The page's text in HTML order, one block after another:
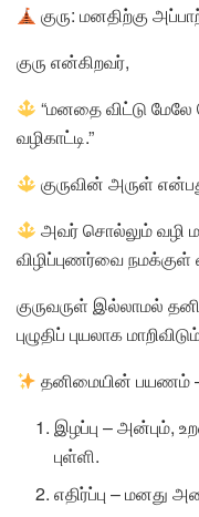
குரு: மனதிற்கு
குரு என்கிறவர்,
“மனதை விட்டு
வழிகாட்டி.”
குருவின் அருள்
அவர் சொல்லும் வழி
விழிப்புணர்வை நமக்குள்
குருவருள் இல்லாமல்
புழுதிப் புயலாக
தனிமையின் பயணம்
இழப்பு – அன்பும்,
புள்ளி.
எதிர்ப்பு – மனது